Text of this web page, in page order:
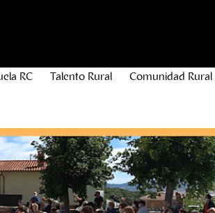
RC Talento Rural Comunidad Rural